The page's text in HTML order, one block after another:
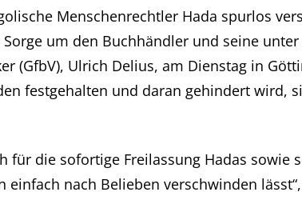
Menschenrechtler Hada spurlos
um den Buchhändler und seine
(GfbV), Ulrich Delius, am Dienstag in
festgehalten und daran gehindert wird,
die sofortige Freilassung Hadas sowie
einfach nach Belieben verschwinden